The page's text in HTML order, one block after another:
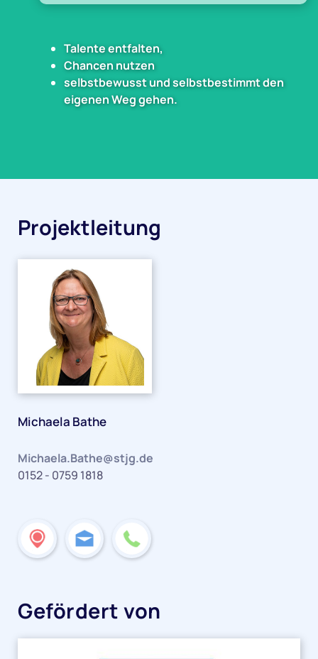
Talente entfalten,
Chancen nutzen
selbstbewusst und selbstbestimmt den
eigenen Weg gehen.
Projektleitung
Michaela Bathe
Michaela.Bathe@stjg.de
0152 - 0759 1818
Gefördert von